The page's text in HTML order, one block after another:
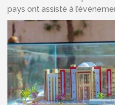
pays ont assisté à